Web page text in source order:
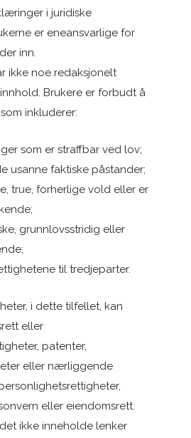
i juridiske
er eneansvarlige for
inn.
ikke noe redaksjonelt
Brukere er forbudt å
inkluderer:
som er straffbar ved lov;
usanne faktiske påstander;
true, forherlige vold eller er
grunnlovsstridig eller
til tredjeparter.
i dette tilfellet, kan
eller
patenter,
eller nærliggende
eller eiendomsrett.
ikke inneholde lenker